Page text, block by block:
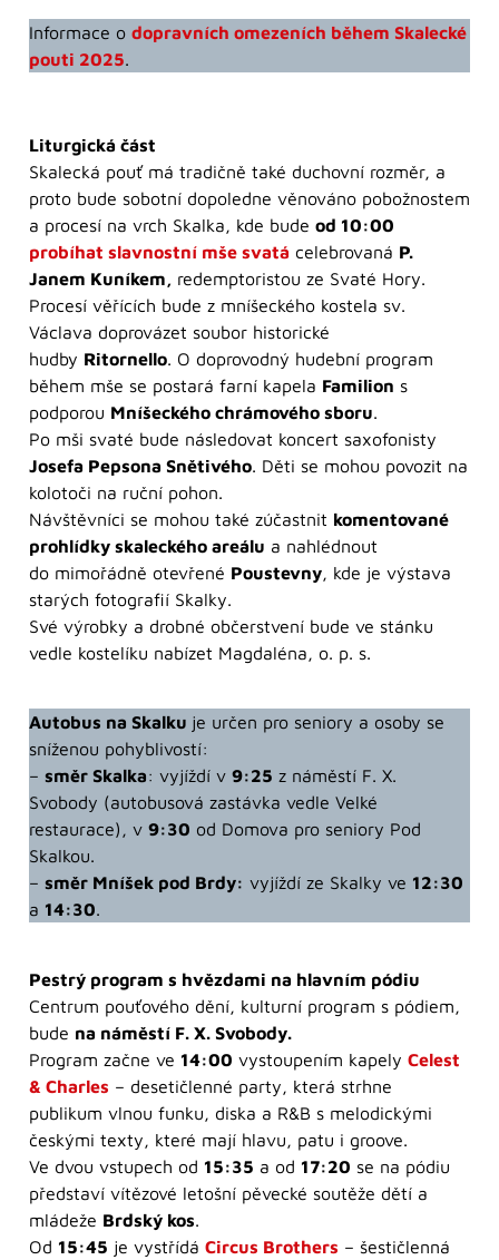
Informace o dopravních omezeních během Skalecké
pouti 2025.
Liturgická část
Skalecká pouť má tradičně také duchovní rozměr, a
proto bude sobotní dopoledne věnováno pobožnostem
a procesí na vrch Skalka, kde bude od 10:00
probíhat slavnostní mše svatá celebrovaná P.
Janem Kuníkem, redemptoristou ze Svaté Hory.
Procesí věřících bude z mníšeckého kostela sv.
Václava doprovázet soubor historické
hudby Ritornello. O doprovodný hudební program
během mše se postará farní kapela Familion s
podporou Mníšeckého chrámového sboru.
Po mši svaté bude následovat koncert saxofonisty
Josefa Pepsona Snětivého. Děti se mohou povozit na
kolotoči na ruční pohon.
Návštěvníci se mohou také zúčastnit komentované
prohlídky skaleckého areálu a nahlédnout
do mimořádně otevřené Poustevny, kde je výstava
starých fotografií Skalky.
Své výrobky a drobné občerstvení bude ve stánku
vedle kostelíku nabízet Magdaléna, o. p. s.
Autobus na Skalku je určen pro seniory a osoby se
sníženou pohyblivostí:
– směr Skalka: vyjíždí v 9:25 z náměstí F. X.
Svobody (autobusová zastávka vedle Velké
restaurace), v 9:30 od Domova pro seniory Pod
Skalkou.
– směr Mníšek pod Brdy: vyjíždí ze Skalky ve 12:30
a 14:30.
Pestrý program s hvězdami na hlavním pódiu
Centrum pouťového dění, kulturní program s pódiem,
bude na náměstí F. X. Svobody.
Program začne ve 14:00 vystoupením kapely Celest
& Charles – desetičlenné party, která strhne
publikum vlnou funku, diska a R&B s melodickými
českými texty, které mají hlavu, patu i groove.
Ve dvou vstupech od 15:35 a od 17:20 se na pódiu
představí vítězové letošní pěvecké soutěže dětí a
mládeže Brdský kos.
Od 15:45 je vystřídá Circus Brothers – šestičlenná